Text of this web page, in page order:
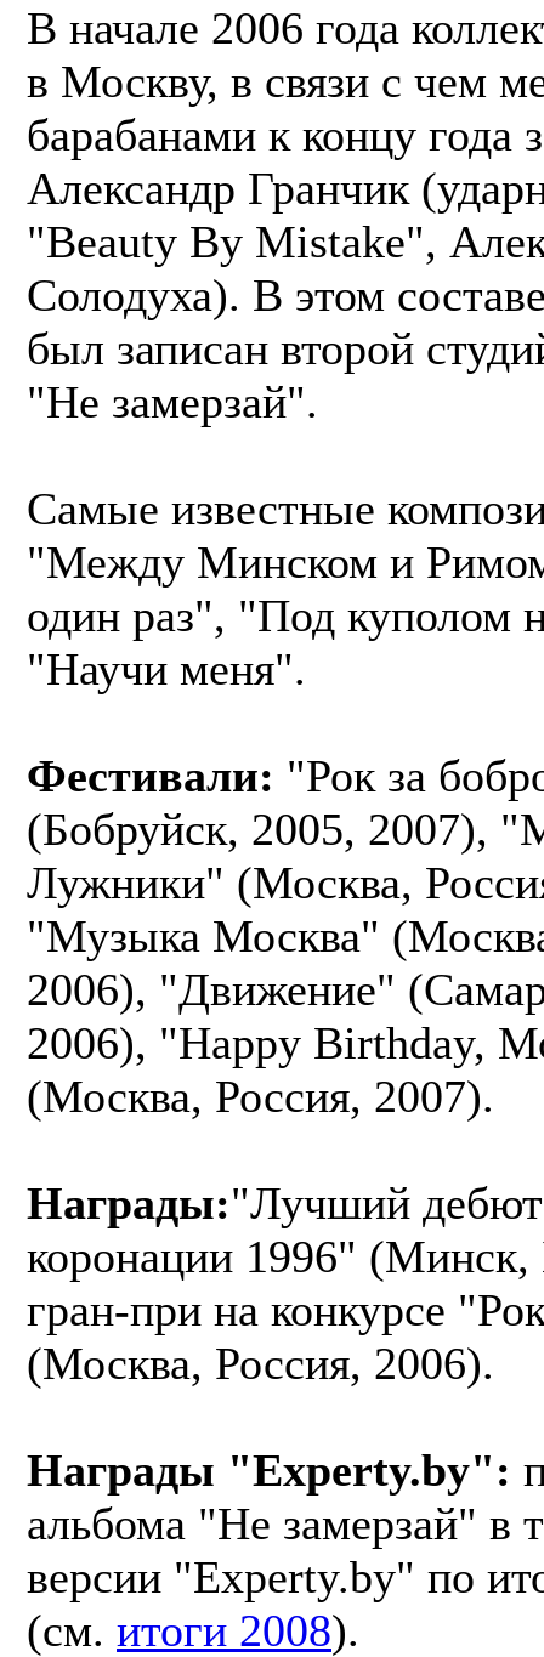
В начале 2006 года
в Москву, в связи с чем
барабанами к концу года
Александр Гранчик
"Beauty By Mistake",
Солодуха). В этом
был записан второй
"Не замерзай".
Самые известные
"Между Минском и
один раз", "Под куполом
"Научи меня".
Фестивали: "Рок за
(Бобруйск, 2005, 2007),
Лужники" (Москва,
"Музыка Москва"
2006), "Движение"
2006), "Happy Birthday,
(Москва, Россия, 2007).
Награды:"Лучший
коронации 1996" (Минск,
гран-при на конкурсе
(Москва, Россия, 2006).
Награды "Experty.by":
альбома "Не замерзай" в
версии "Experty.by" по
(см. итоги 2008).